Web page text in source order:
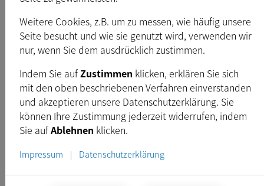
Typ:
EXE
Dateigröße:
MB
Download
Voraussetzungen
Intel Core i3 or similar, 2 GB RAM
DirectX 10 oder höher kompatible Grafikkarte
Weitere Cookies, z.B. um zu messen, wie häufig unsere
Seite besucht und wie sie genutzt wird, verwenden wir
nur, wenn Sie dem ausdrücklich zustimmen.
Indem Sie aufZustimmen klicken, erklären Sie sich
mit den oben beschriebenen Verfahren einverstanden
und akzeptieren unsere Datenschutzerklärung. Sie
können Ihre Zustimmung jederzeit widerrufen, indem
Sie aufAblehnen klicken.
Impressum | Datenschutzerklärung